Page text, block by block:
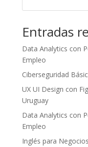
Entradas
Data Analytics con
Empleo
Ciberseguridad
UX UI Design con
Uruguay
Data Analytics con
Empleo
Inglés para